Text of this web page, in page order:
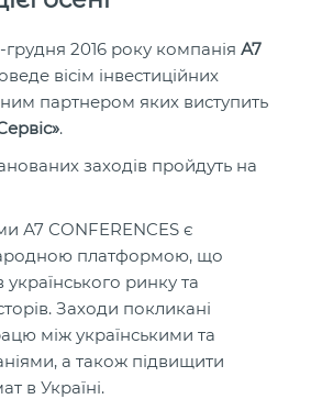
2016 року компаніяА7
вісім інвестиційних
партнером яких виступить
.
заходів пройдуть на
А7 СONFERENCES є
платформою, що
українського ринку та
Заходи покликані
між українськими та
а також підвищити
в Україні.